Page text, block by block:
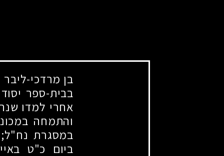
בן מרדכי-
בבית-ספר
אחרי למדו
והתמחה
במסגרת נח"ל;
ביום כ"ט